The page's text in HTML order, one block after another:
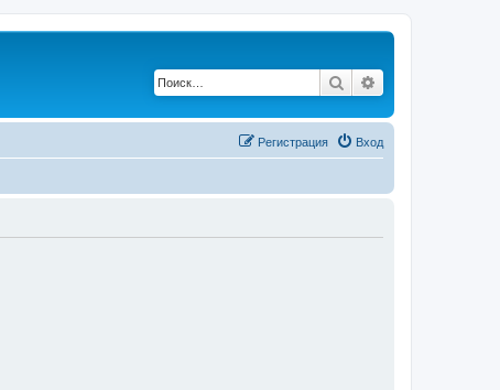
Поиск
Вход
Регистрация